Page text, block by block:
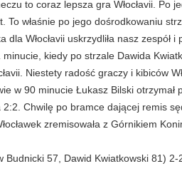
to coraz lepsza gra Włocłavii. Po
To właśnie po jego dośrodkowaniu
dla Włocłavii uskrzydliła nasz
kiedy po strzale Dawida
Niestety radość graczy i kibiców
w 90 minucie Łukasz Bilski otrzymał
Chwilę po bramce dającej remis
zremisowała z Górnikiem
Budnicki 57, Dawid Kwiatkowski 81)